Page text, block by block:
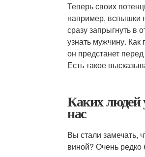
Теперь своих
например, вспышки
сразу запрыгнуть в
узнать мужчину. Как
он предстанет
Есть такое
Каких
нас
Вы стали замечать,
виной? Очень редко